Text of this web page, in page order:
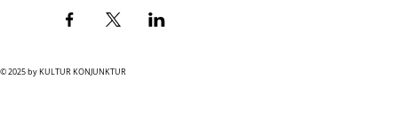
© 2025 by KULTUR KONJUNKTUR